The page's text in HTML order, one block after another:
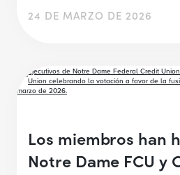
24 DE MARZO DE 2026
Los miembros han
Notre Dame FCU y